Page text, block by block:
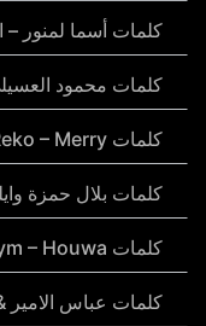
كلمات أسما لمنور –
كلمات محمود
كلمات Reko – Merry
كلمات بلال حمزة
كلمات Rym – Houwa
كلمات عباس الامير